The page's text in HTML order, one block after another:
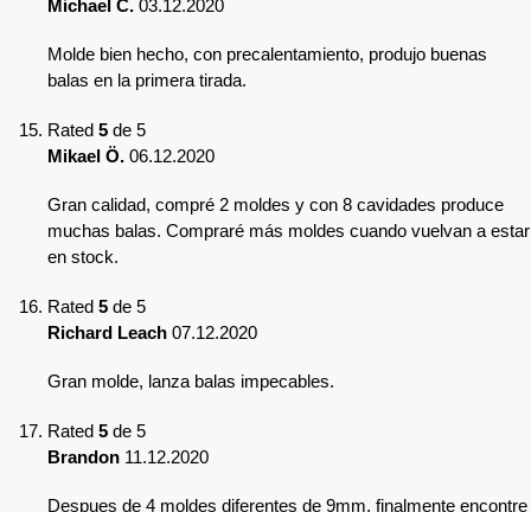
Michael C. 03.12.2020
Molde bien hecho, con precalentamiento, produjo buenas
balas en la primera tirada.
Rated 5 de 5
Mikael Ö. 06.12.2020
Gran calidad, compré 2 moldes y con 8 cavidades produce
muchas balas. Compraré más moldes cuando vuelvan a estar
en stock.
Rated 5 de 5
Richard Leach 07.12.2020
Gran molde, lanza balas impecables.
Rated 5 de 5
Brandon 11.12.2020
Despues de 4 moldes diferentes de 9mm, finalmente encontre